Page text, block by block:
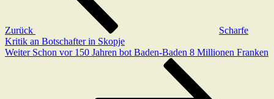
Zurück
Scharfe
Kritik an Botschafter in Skopje
Nächster
Weiter Schon vor 150 Jahren bot Baden-Baden 8 Millionen Franken